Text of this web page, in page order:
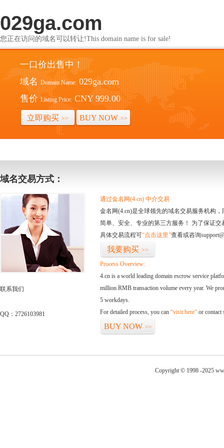
029ga.com
您正在访问的域名可以转让!This domain name is for sale!
一口价出售中！
域名 Domain Name: 029ga.com
售价 Listing Price: CNY 999.00
立即购买 >> BUY NOW >>
域名交易方式：
联系我们
QQ：2726103981
通过金名网(4.cn) 中介交易
金名网(4.cn)是全球领先的域名交易服务机构
简单、安全、专业的第三方服务！ 为了保证
具体交易流程可“点击这里”查看或咨询
我要购买 >>
Process Overview:
4.cn is a world leading domain escrow service
million RMB transaction volume every year. We
5 workdays.
For detailed process, you can “visit here” or contact
BUY NOW >>
Copyright © 1998 -2025